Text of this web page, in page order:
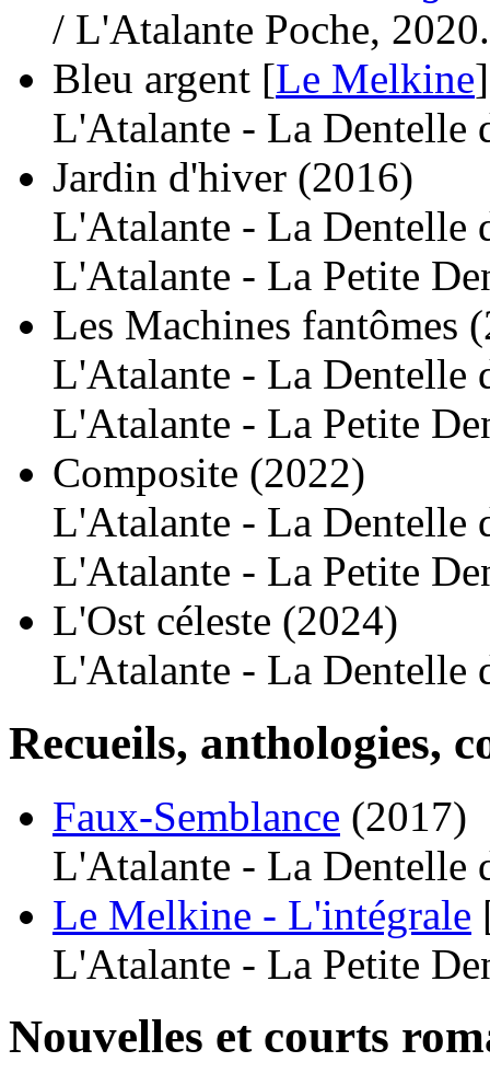
/ L'Atalante Poche, 2020.
Bleu argent [Le Melkine]
L'Atalante - La Dentelle
Jardin d'hiver (2016)
L'Atalante - La Dentelle
L'Atalante - La Petite
Les Machines fantômes
L'Atalante - La Dentelle
L'Atalante - La Petite
Composite (2022)
L'Atalante - La Dentelle
L'Atalante - La Petite
L'Ost céleste (2024)
L'Atalante - La Dentelle
Recueils, anthologies,
Faux-Semblance (2017)
L'Atalante - La Dentelle
Le Melkine - L'intégrale
L'Atalante - La Petite
Nouvelles et courts